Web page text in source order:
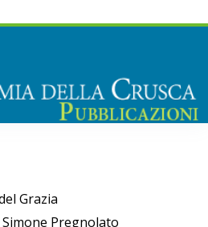
Grazia
Simone Pregnolato